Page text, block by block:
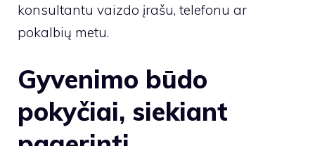
konsultantu vaizdo įrašu, telefonu ar
pokalbių metu.
Gyvenimo būdo
pokyčiai, siekiant